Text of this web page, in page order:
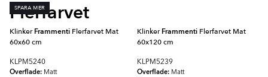
Flerfarvet
SPARA MER
KlinkerFrammenti Flerfarvet Mat
60x60 cm
KLPM5240
Overflade: Matt
KlinkerFrammenti Flerfarvet Mat
60x120 cm
KLPM5239
Overflade: Matt